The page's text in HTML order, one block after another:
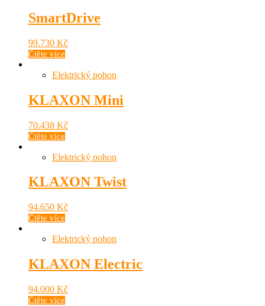
SmartDrive
99.730 Kč
Čtěte více
Elektrický pohon
KLAXON Mini
70.438 Kč
Čtěte více
Elektrický pohon
KLAXON Twist
94.650 Kč
Čtěte více
Elektrický pohon
KLAXON Electric
94.000 Kč
Čtěte více